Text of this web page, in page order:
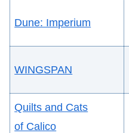
Dune: Imperium
WINGSPAN
Quilts and Cats
of Calico